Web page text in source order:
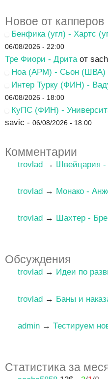
Новое от капперов
Бенфика (угл) - Хартс
06/08/2026 - 22:00
Тре Фиори - Дрита от
Ноа (АРМ) - Сьон (ШВА)
Интер Турку (ФИН) -
06/08/2026 - 18:00
КуПС (ФИН) -
savic - 06/08/2026 - 18:00
Комментарии
trovlad→ Швейцария
trovlad→ Монако -
trovlad → Шахтер -
Обсуждения
trovlad → Идеи по
trovlad→ Баны и
admin→ Тестируем
Статистика за